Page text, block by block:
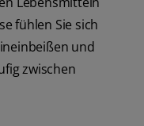
fühlen Sie sich
und
zwischen